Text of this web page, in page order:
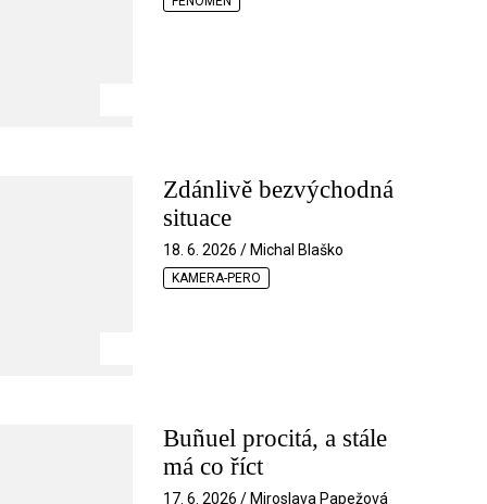
Zdánlivě bezvýchodná
situace
18. 6. 2026 / Michal Blaško
KAMERA-PERO
Buñuel procitá, a stále
má co říct
17. 6. 2026 / Miroslava Papežová